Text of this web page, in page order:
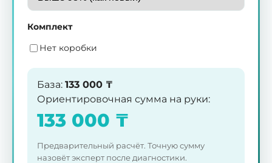
Комплект
Нет коробки
База: 133 000 ₸
Ориентировочная сумма на руки:
133 000 ₸
Предварительный расчёт. Точную сумму
назовёт эксперт после диагностики.